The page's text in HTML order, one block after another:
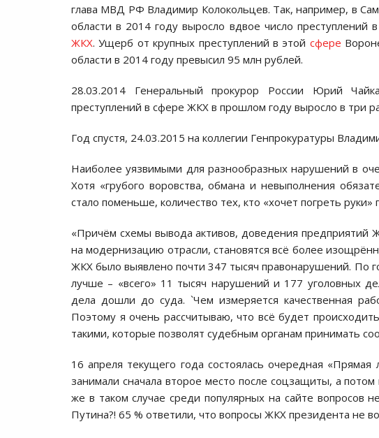
глава МВД РФ Владимир Колокольцев. Так, например, в
области в 2014 году выросло вдвое число преступлений
ЖКХ. Ущерб от крупных преступлений в этой сфере
области в 2014 году превысил 95 млн рублей.
28.03.2014 Генеральный прокурор России Юрий
преступлений в сфере ЖКХ в прошлом году выросло в три
Год спустя, 24.03.2015 на коллегии Генпрокуратуры
Наиболее уязвимыми для разнообразных нарушений в
Хотя «грубого воровства, обмана и невыполнения
стало поменьше, количество тех, кто «хочет погреть
«Причём схемы вывода активов, доведения
на модернизацию отрасли, становятся всё более
ЖКХ было выявлено почти 347 тысяч правонарушений. По
лучше – «всего» 11 тысяч нарушений и 177 уголовных
дела дошли до суда. `Чем измеряется качественная
Поэтому я очень рассчитываю, что всё будет
такими, которые позволят судебным органам принимать
16 апреля текущего года состоялась очередная
занимали сначала второе место после соцзащиты, а
же в таком случае среди популярных на сайте вопросов
Путина?! 65 % ответили, что вопросы ЖКХ президента не